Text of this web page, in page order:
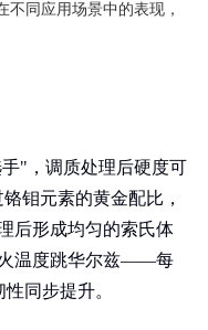
同应用场景中的表现，
"，调质处理后硬度可
钼元素的黄金配比，
后形成均匀的索氏体
温度跳华尔兹——每
同步提升。